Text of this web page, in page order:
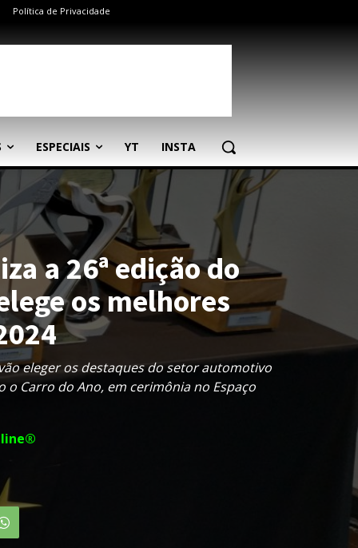
Política de Privacidade
ESPECIAIS YT INSTA
a 26ª edição do
os melhores
eleger os destaques do setor automotivo
o Carro do Ano, em cerimônia no Espaço